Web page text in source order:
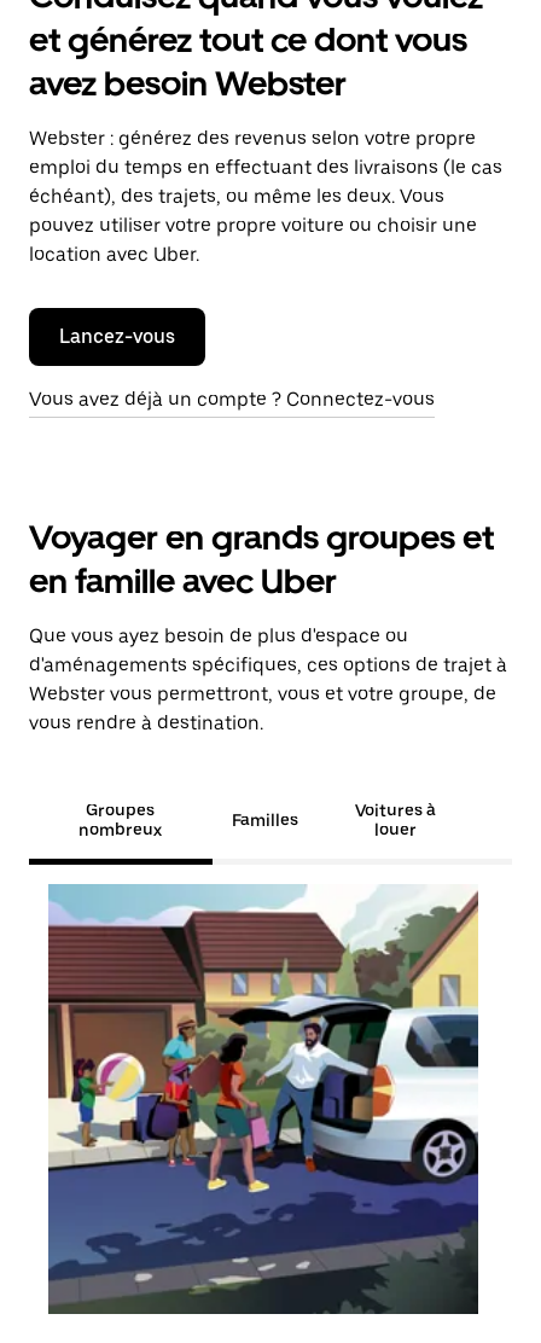
et générez tout ce dont vous
avez besoin Webster
Webster : générez des revenus selon votre propre
emploi du temps en effectuant des livraisons (le cas
échéant), des trajets, ou même les deux. Vous
pouvez utiliser votre propre voiture ou choisir une
location avec Uber.
Lancez-vous
Vous avez déjà un compte ? Connectez-vous
Voyager en grands groupes et
en famille avec Uber
Que vous ayez besoin de plus d'espace ou
d'aménagements spécifiques, ces options de trajet à
Webster vous permettront, vous et votre groupe, de
vous rendre à destination.
Groupes
nombreux
Familles
Voitures à
louer